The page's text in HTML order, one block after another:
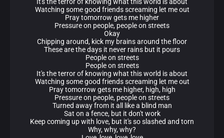
Watching some good friends screaming let me out
Pray tomorrow gets me higher
Pressure on people, people on streets
Okay
Chipping around, kick my brains around the floor
These are the days it never rains but it pours
People on streets
People on streets
It's the terror of knowing what this world is about
Watching some good friends screaming let me out
Pray tomorrow gets me higher, high, high
Pressure on people, people on streets
Turned away from it all like a blind man
Sat on a fence, but it don't work
Keep coming up with love, but it's so slashed and torn
Why, why, why?